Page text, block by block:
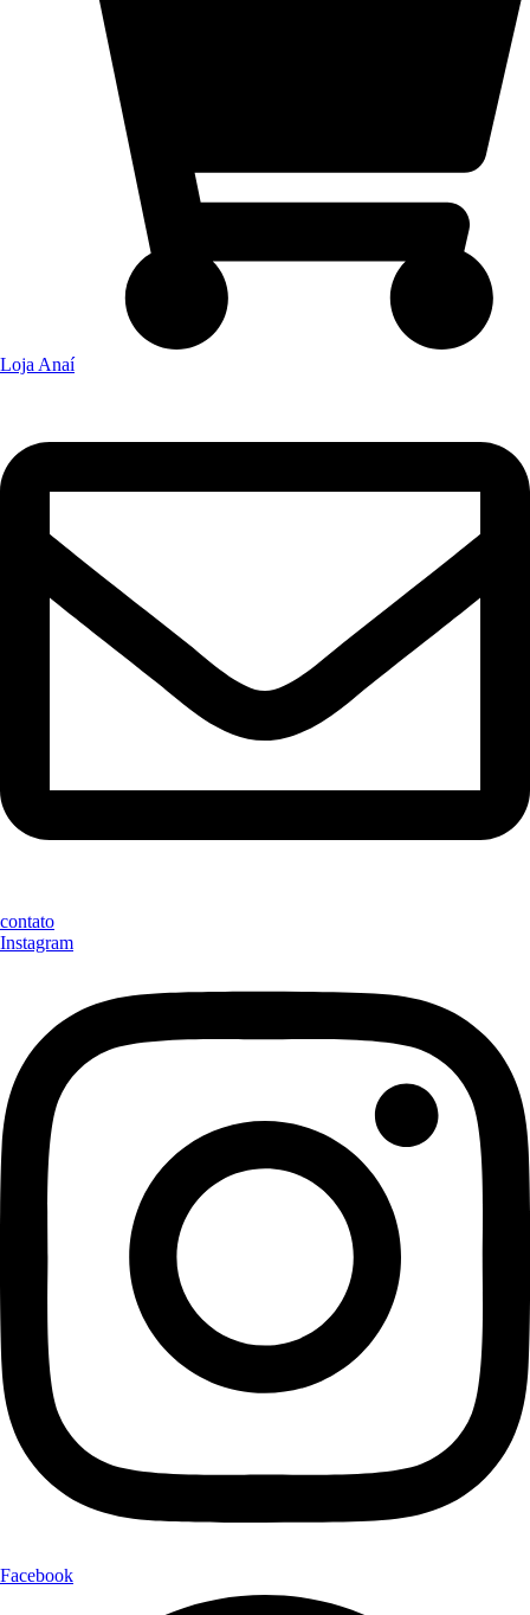
Loja Anaí
contato
Instagram
Facebook